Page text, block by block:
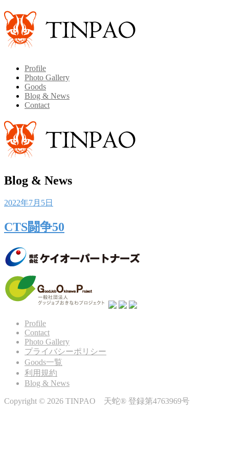
Profile
Photo Gallery
Goods
Blog & News
Contact
Blog & News
Posted
2022年7月5日
CTS闘争50
Profile
Contact
Photo Gallery
プライバシーポリシー
Goods一覧
利用規約
Blog & News
Copyright © 2026 TINPAO